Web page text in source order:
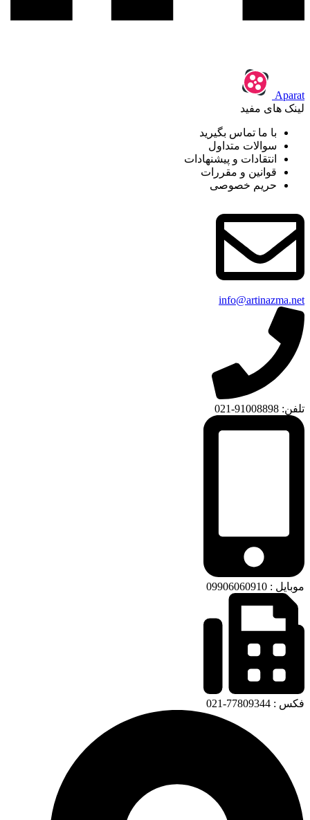
Aparat
لینک های مفید
با ما تماس بگیرید
سوالات متداول
انتقادات و پیشنهادات
قوانین و مقررات
حریم خصوصی
info@artinazma.net
تلفن: 91008898-021
موبایل : 09906060910
فکس : 77809344-021